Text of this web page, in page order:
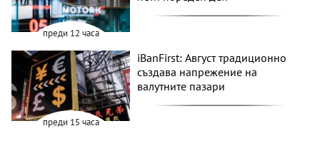
преди 12 часа
преди 15 часа
iBanFirst: Август традиционно
създава напрежение на
валутните пазари